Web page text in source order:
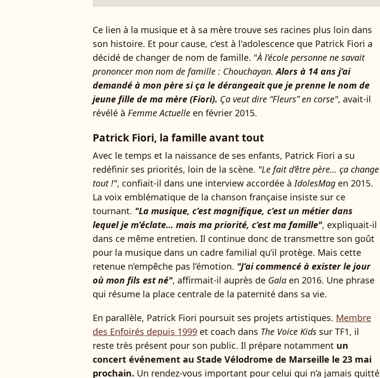
Ce lien à la musique et à sa mère trouve ses racines plus loin dans
son histoire. Et pour cause, c’est à l'adolescence que Patrick Fiori a
décidé de changer de nom de famille. "À l’école personne ne savait
prononcer mon nom de famille : Chouchayan.Alors à 14 ans j’ai
demandé à mon père si ça le dérangeait que je prenne le nom de
jeune fille de ma mère (Fiori). Ça veut dire “Fleurs” en corse", avait-il
révélé à Femme Actuelle en février 2015.
Patrick Fiori, la famille avant tout
Avec le temps et la naissance de ses enfants, Patrick Fiori a su
redéfinir ses priorités, loin de la scène. "Le fait d’être père… ça change
tout !", confiait-il dans une interview accordée àIdolesMag en 2015.
La voix emblématique de la chanson française insiste sur ce
tournant. "La musique, c’est magnifique, c’est un métier dans
lequel je m’éclate… mais ma priorité, c’est ma famille", expliquait-il
dans ce même entretien. Il continue donc de transmettre son goût
pour la musique dans un cadre familial qu’il protège. Mais cette
retenue n’empêche pas l’émotion. "J’ai commencé à exister le jour
où mon fils est né", affirmait-il auprès de Gala en 2016. Une phrase
qui résume la place centrale de la paternité dans sa vie.
En parallèle, Patrick Fiori poursuit ses projets artistiques. Membre
des Enfoirés depuis 1999 et coach dans The Voice Kids sur TF1, il
reste très présent pour son public. Il prépare notamment un
concert événement au Stade Vélodrome de Marseille le 23 mai
prochain. Un rendez-vous important pour celui qui n’a jamais quitté